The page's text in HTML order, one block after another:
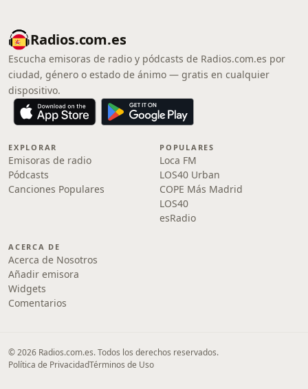
Radios.com.es
Escucha emisoras de radio y pódcasts de Radios.com.es por
ciudad, género o estado de ánimo — gratis en cualquier
dispositivo.
EXPLORAR
Emisoras de radio
Pódcasts
Canciones Populares
POPULARES
Loca FM
LOS40 Urban
COPE Más Madrid
LOS40
esRadio
ACERCA DE
Acerca de Nosotros
Añadir emisora
Widgets
Comentarios
© 2026 Radios.com.es. Todos los derechos reservados.
Política de PrivacidadTérminos de Uso